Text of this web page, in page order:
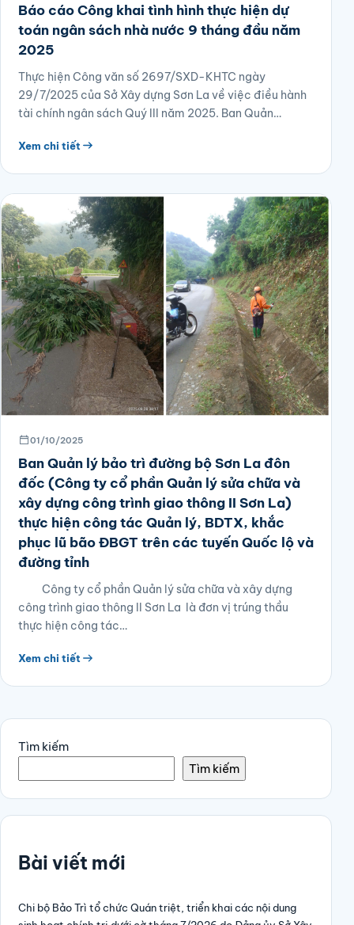
Báo cáo Công khai tình hình thực hiện dự
toán ngân sách nhà nước 9 tháng đầu năm
2025
Thực hiện Công văn số 2697/SXD-KHTC ngày
29/7/2025 của Sở Xây dựng Sơn La về việc điều hành
tài chính ngân sách Quý III năm 2025. Ban Quản…
Xem chi tiết
01/10/2025
Ban Quản lý bảo trì đường bộ Sơn La đôn
đốc (Công ty cổ phần Quản lý sửa chữa và
xây dựng công trình giao thông II Sơn La)
thực hiện công tác Quản lý, BDTX, khắc
phục lũ bão ĐBGT trên các tuyến Quốc lộ và
đường tỉnh
Công ty cổ phần Quản lý sửa chữa và xây dựng
công trình giao thông II Sơn La là đơn vị trúng thầu
thực hiện công tác…
Xem chi tiết
Tìm kiếm
Tìm kiếm
Bài viết mới
Chi bộ Bảo Trì tổ chức Quán triệt, triển khai các nội dung